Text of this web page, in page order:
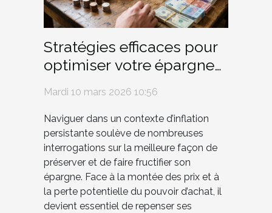
Stratégies efficaces pour
optimiser votre épargne
Mardi 10 mars 2026 10:56
Naviguer dans un contexte d’inflation
persistante soulève de nombreuses
interrogations sur la meilleure façon de
préserver et de faire fructifier son
épargne. Face à la montée des prix et à
la perte potentielle du pouvoir d’achat, il
devient essentiel de repenser ses